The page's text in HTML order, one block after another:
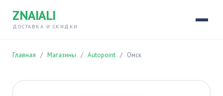
ZNAIALI
ДОСТАВКА И СКИДКИ
Главная / Магазины / Autopoint / Омск